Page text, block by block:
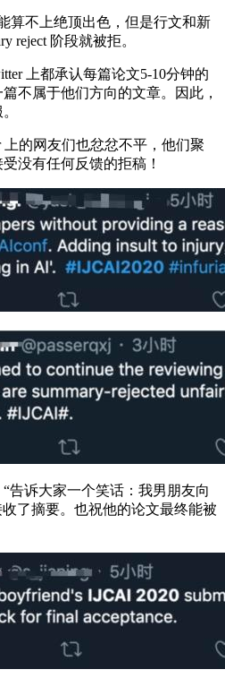
不上绝顶出色，但是行文和新
reject 阶段就被拒。
上都承认每篇论文5-10分钟的
不属于他们方向的文章。因此，
的网友们也忿忿不平，他们聚
没有任何反馈的拒稿！
诉大家一个笑话：我男朋友向
了摘要。也祝他的论文最终能被